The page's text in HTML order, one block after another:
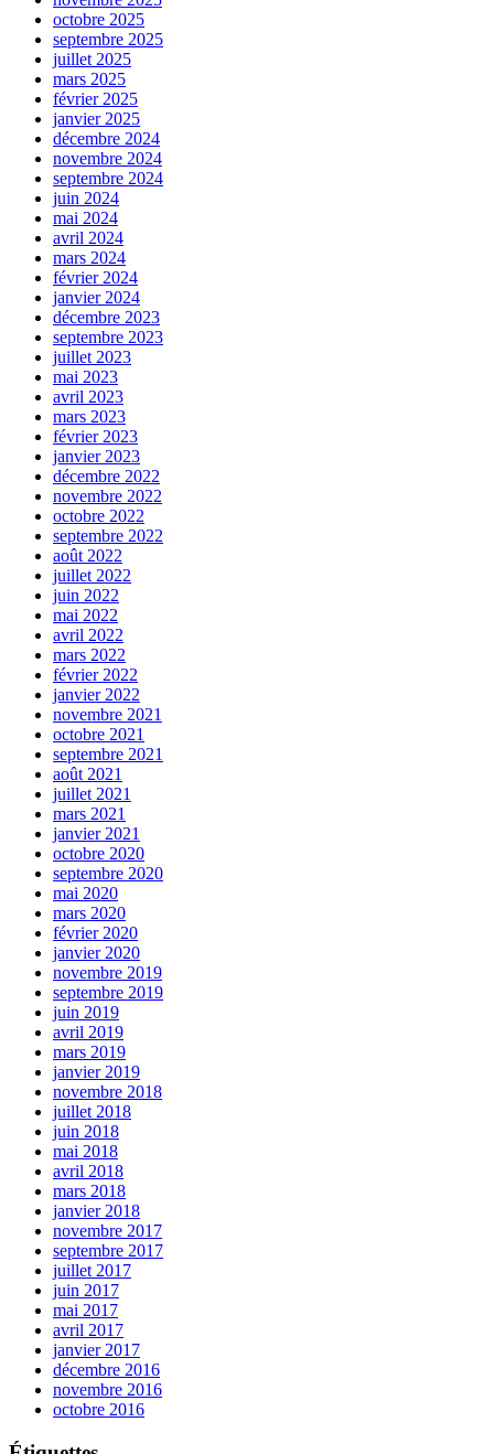
octobre 2025
septembre 2025
juillet 2025
mars 2025
février 2025
janvier 2025
décembre 2024
novembre 2024
septembre 2024
juin 2024
mai 2024
avril 2024
mars 2024
février 2024
janvier 2024
décembre 2023
septembre 2023
juillet 2023
mai 2023
avril 2023
mars 2023
février 2023
janvier 2023
décembre 2022
novembre 2022
octobre 2022
septembre 2022
août 2022
juillet 2022
juin 2022
mai 2022
avril 2022
mars 2022
février 2022
janvier 2022
novembre 2021
octobre 2021
septembre 2021
août 2021
juillet 2021
mars 2021
janvier 2021
octobre 2020
septembre 2020
mai 2020
mars 2020
février 2020
janvier 2020
novembre 2019
septembre 2019
juin 2019
avril 2019
mars 2019
janvier 2019
novembre 2018
juillet 2018
juin 2018
mai 2018
avril 2018
mars 2018
janvier 2018
novembre 2017
septembre 2017
juillet 2017
juin 2017
mai 2017
avril 2017
janvier 2017
décembre 2016
novembre 2016
octobre 2016